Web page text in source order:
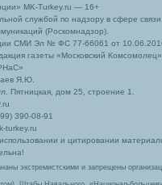
MK-Turkey.ru — 16+
службой по надзору в сфере
(Роскомнадзор).
СМИ Эл № ФС 77-66061 от
газеты «Московский Комсомолец»
Я.Ю.
Пятницкая, дом 25, строение 1.
390-08-91
turkey.ru
и цитировании
экстремистскими и запрещены